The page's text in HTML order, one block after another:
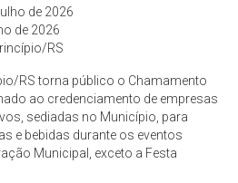
de 2026
de 2026
RS
RS torna público o Chamamento
ao credenciamento de empresas
sediadas no Município, para
e bebidas durante os eventos
Municipal, exceto a Festa